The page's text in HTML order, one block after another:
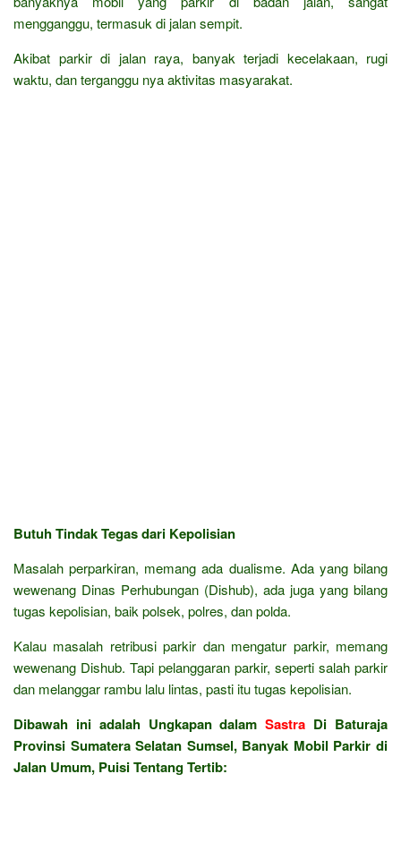
mengganggu, termasuk di jalan sempit.
Akibat parkir di jalan raya, banyak terjadi kecelakaan, rugi
waktu, dan terganggu nya aktivitas masyarakat.
Butuh Tindak Tegas dari Kepolisian
Masalah perparkiran, memang ada dualisme. Ada yang bilang
wewenang Dinas Perhubungan (Dishub), ada juga yang bilang
tugas kepolisian, baik polsek, polres, dan polda.
Kalau masalah retribusi parkir dan mengatur parkir, memang
wewenang Dishub. Tapi pelanggaran parkir, seperti salah parkir
dan melanggar rambu lalu lintas, pasti itu tugas kepolisian.
Dibawah ini adalah Ungkapan dalamSastra Di Baturaja
Provinsi Sumatera Selatan Sumsel, Banyak Mobil Parkir di
Jalan Umum, Puisi Tentang Tertib: